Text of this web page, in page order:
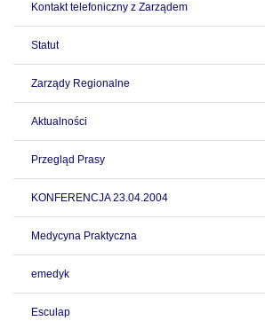
Kontakt telefoniczny z Zarządem
Statut
Zarządy Regionalne
Aktualności
Przegląd Prasy
KONFERENCJA 23.04.2004
Medycyna Praktyczna
emedyk
Esculap